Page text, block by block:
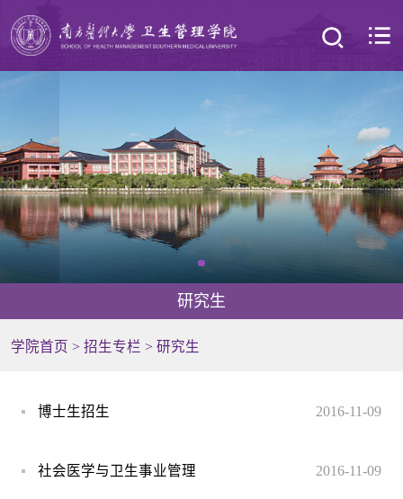
研究生
学院首页 > 招生专栏 > 研究生
博士生招生 2016-11-09
社会医学与卫生事业管理 2016-11-09